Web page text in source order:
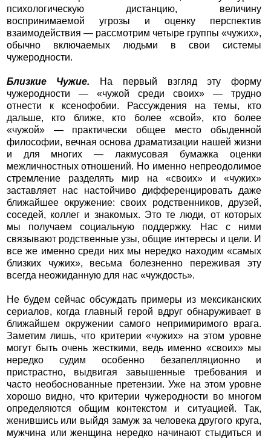
психологическую дистанцию, величину
воспринимаемой угрозы и оценку перспектив
взаимодействия — рассмотрим четыре группы «чужих»,
обычно включаемых людьми в свои системы
чужеродности.
Близкие Чужие. На первый взгляд эту форму
чужеродности — «чужой среди своих» — трудно
отнести к ксенофобии. Рассуждения на темы, кто
дальше, кто ближе, кто более «свой», кто более
«чужой» — практически общее место обыденной
философии, вечная основа драматизации нашей жизни
и для многих — лакмусовая бумажка оценки
межличностных отношений. Но именно непреодолимое
стремление разделять мир на «своих» и «чужих»
заставляет нас настойчиво дифференцировать даже
ближайшее окружение: своих родственников, друзей,
соседей, коллег и знакомых. Это те люди, от которых
мы получаем социальную поддержку. Нас с ними
связывают родственные узы, общие интересы и цели. И
все же именно среди них мы нередко находим «самых
близких чужих», весьма болезненно переживая эту
всегда неожиданную для нас «чуждость».
Не будем сейчас обсуждать примеры из мексиканских
сериалов, когда главный герой вдруг обнаруживает в
ближайшем окружении самого непримиримого врага.
Заметим лишь, что критерии «чужих» на этом уровне
могут быть очень жесткими, ведь именно «своих» мы
нередко судим особенно безапелляционно и
пристрастно, выдвигая завышенные требования и
часто необоснованные претензии. Уже на этом уровне
хорошо видно, что критерии чужеродности во многом
определяются общим контекстом и ситуацией. Так,
женившись или выйдя замуж за человека другого круга,
мужчина или женщина нередко начинают стыдиться и